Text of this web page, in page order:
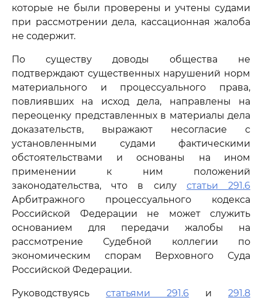
которые не были проверены и учтены судами
при рассмотрении дела, кассационная жалоба
не содержит.
По существу доводы общества не
подтверждают существенных нарушений норм
материального и процессуального права,
повлиявших на исход дела, направлены на
переоценку представленных в материалы дела
доказательств, выражают несогласие с
установленными судами фактическими
обстоятельствами и основаны на ином
применении к ним положений
законодательства, что в силу статьи 291.6
Арбитражного процессуального кодекса
Российской Федерации не может служить
основанием для передачи жалобы на
рассмотрение Судебной коллегии по
экономическим спорам Верховного Суда
Российской Федерации.
Руководствуясь статьями 291.6 и 291.8